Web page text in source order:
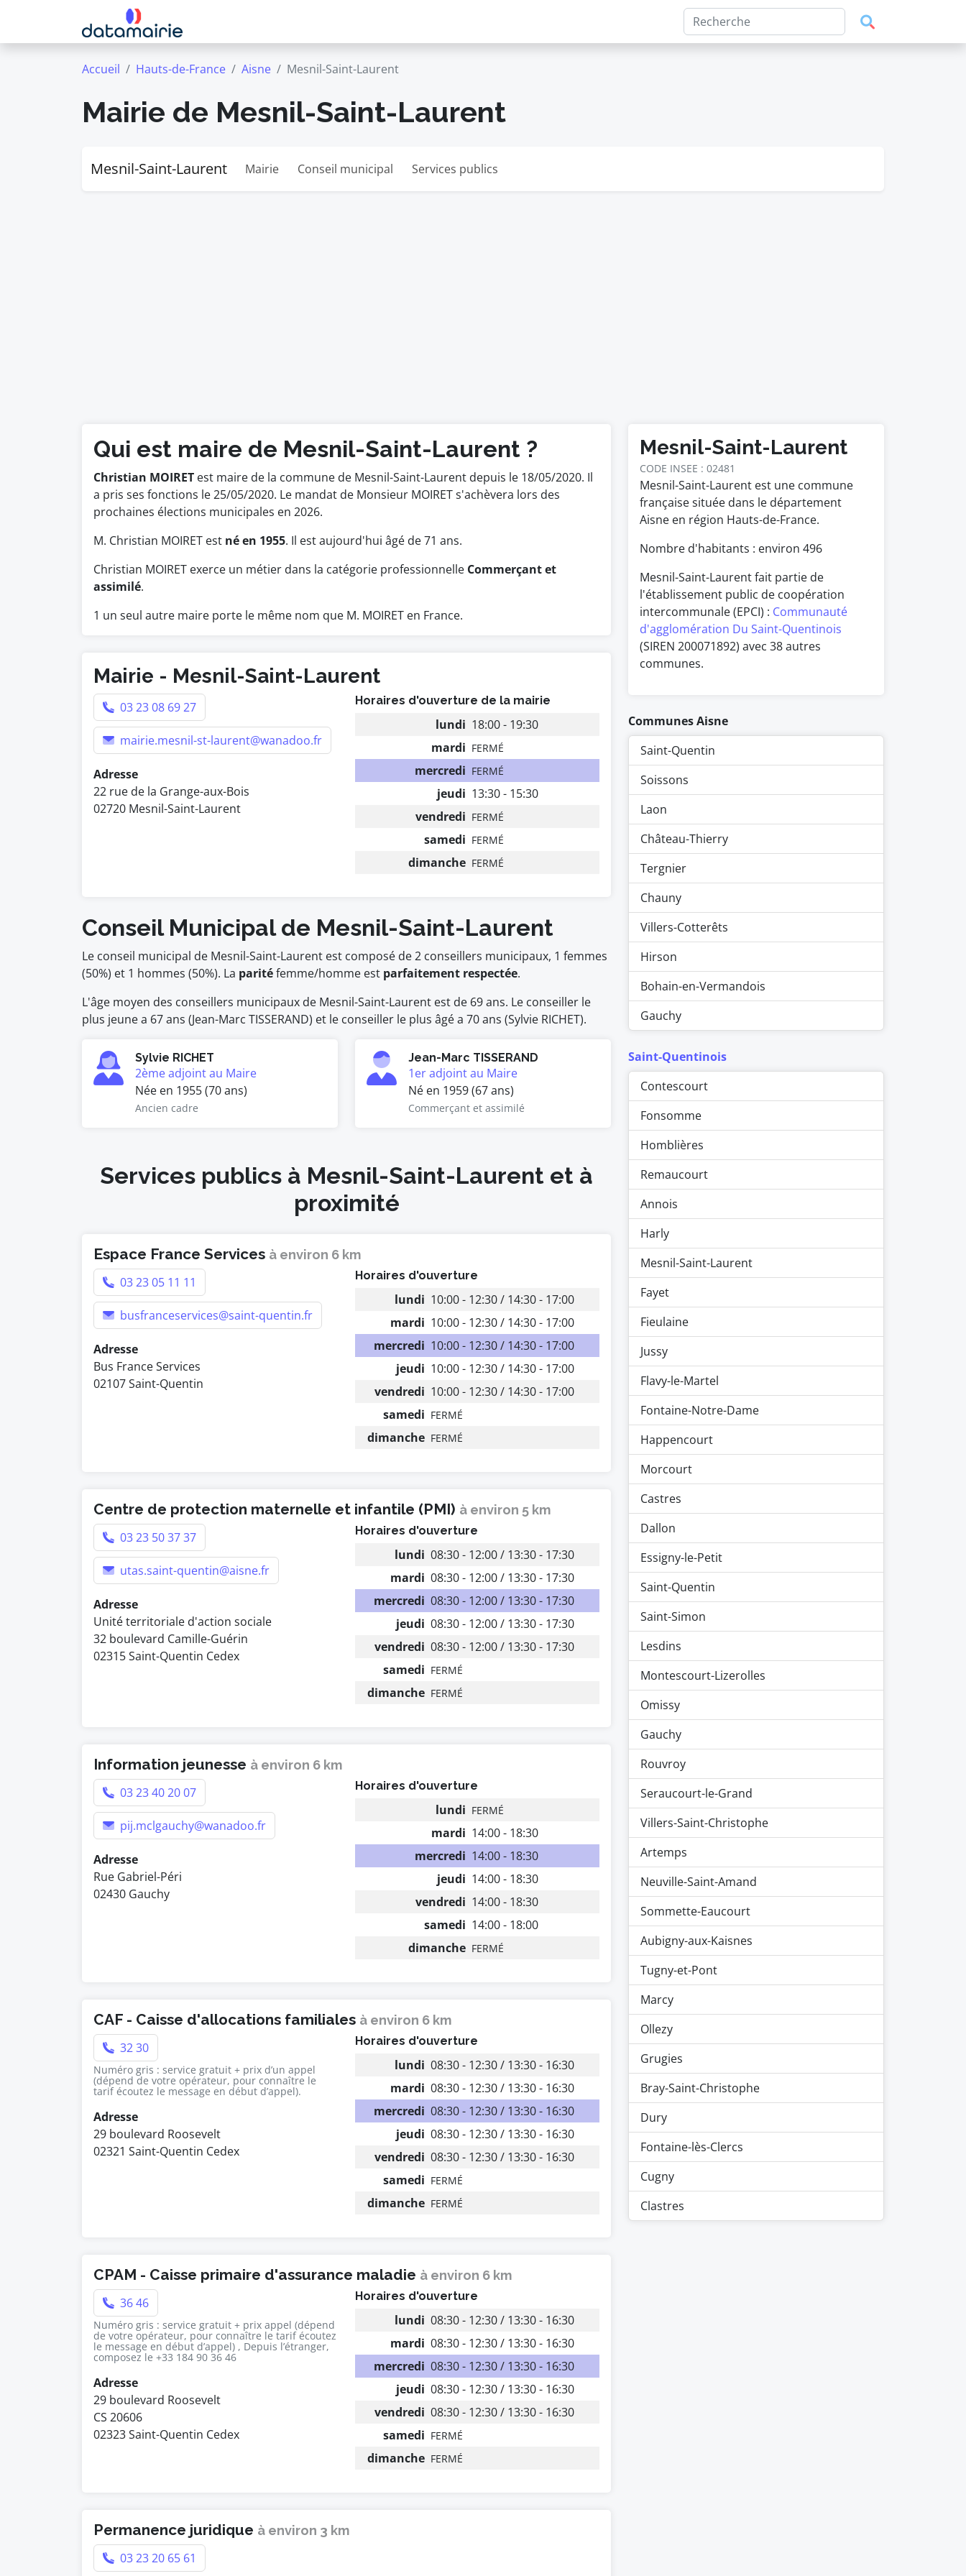
Accueil Hauts-de-France Aisne Mesnil-Saint-Laurent
Mairie de Mesnil-Saint-Laurent
Mesnil-Saint-Laurent Mairie Conseil municipal Services publics
Qui est maire de Mesnil-Saint-Laurent ?
Christian MOIRET est maire de la commune de Mesnil-Saint-Laurent depuis le 18/05/2020. Il
a pris ses fonctions le 25/05/2020. Le mandat de Monsieur MOIRET s'achèvera lors des
prochaines élections municipales en 2026.
M. Christian MOIRET est né en 1955. Il est aujourd'hui âgé de 71 ans.
Christian MOIRET exerce un métier dans la catégorie professionnelle Commerçant et
assimilé.
1 un seul autre maire porte le même nom que M. MOIRET en France.
Mairie - Mesnil-Saint-Laurent
03 23 08 69 27
mairie.mesnil-st-laurent@wanadoo.fr
Adresse
22 rue de la Grange-aux-Bois
02720 Mesnil-Saint-Laurent
Horaires d'ouverture de la mairie
lundi 18:00 - 19:30
mardi FERMÉ
mercredi FERMÉ
jeudi 13:30 - 15:30
vendredi FERMÉ
samedi FERMÉ
dimanche FERMÉ
Conseil Municipal de Mesnil-Saint-Laurent
Le conseil municipal de Mesnil-Saint-Laurent est composé de 2 conseillers municipaux, 1 femmes
(50%) et 1 hommes (50%). La paritéfemme/homme est parfaitement respectée.
L'âge moyen des conseillers municipaux de Mesnil-Saint-Laurent est de 69 ans. Le conseiller le
plus jeune a 67 ans (Jean-Marc TISSERAND) et le conseiller le plus âgé a 70 ans (Sylvie RICHET).
Sylvie RICHET
2ème adjoint au Maire
Née en 1955 (70 ans)
Ancien cadre
Jean-Marc TISSERAND
1er adjoint au Maire
Né en 1959 (67 ans)
Commerçant et assimilé
Services publics à Mesnil-Saint-Laurent et à
proximité
Espace France Services à environ 6 km
03 23 05 11 11
busfranceservices@saint-quentin.fr
Adresse
Bus France Services
02107 Saint-Quentin
Horaires d'ouverture
lundi 10:00 - 12:30 / 14:30 - 17:00
mardi 10:00 - 12:30 / 14:30 - 17:00
mercredi 10:00 - 12:30 / 14:30 - 17:00
jeudi 10:00 - 12:30 / 14:30 - 17:00
vendredi 10:00 - 12:30 / 14:30 - 17:00
samedi FERMÉ
dimanche FERMÉ
Centre de protection maternelle et infantile (PMI) à environ 5 km
03 23 50 37 37
utas.saint-quentin@aisne.fr
Adresse
Unité territoriale d'action sociale
32 boulevard Camille-Guérin
02315 Saint-Quentin Cedex
Horaires d'ouverture
lundi 08:30 - 12:00 / 13:30 - 17:30
mardi 08:30 - 12:00 / 13:30 - 17:30
mercredi 08:30 - 12:00 / 13:30 - 17:30
jeudi 08:30 - 12:00 / 13:30 - 17:30
vendredi 08:30 - 12:00 / 13:30 - 17:30
samedi FERMÉ
dimanche FERMÉ
Information jeunesse à environ 6 km
03 23 40 20 07
pij.mclgauchy@wanadoo.fr
Adresse
Rue Gabriel-Péri
02430 Gauchy
Horaires d'ouverture
lundi FERMÉ
mardi 14:00 - 18:30
mercredi 14:00 - 18:30
jeudi 14:00 - 18:30
vendredi 14:00 - 18:30
samedi 14:00 - 18:00
dimanche FERMÉ
CAF - Caisse d'allocations familiales à environ 6 km
32 30
Numéro gris : service gratuit + prix d’un appel
(dépend de votre opérateur, pour connaître le
tarif écoutez le message en début d’appel).
Adresse
29 boulevard Roosevelt
02321 Saint-Quentin Cedex
Horaires d'ouverture
lundi 08:30 - 12:30 / 13:30 - 16:30
mardi 08:30 - 12:30 / 13:30 - 16:30
mercredi 08:30 - 12:30 / 13:30 - 16:30
jeudi 08:30 - 12:30 / 13:30 - 16:30
vendredi 08:30 - 12:30 / 13:30 - 16:30
samedi FERMÉ
dimanche FERMÉ
CPAM - Caisse primaire d'assurance maladie à environ 6 km
36 46
Numéro gris : service gratuit + prix appel (dépend
de votre opérateur, pour connaître le tarif écoutez
le message en début d’appel) , Depuis l’étranger,
composez le +33 184 90 36 46
Adresse
29 boulevard Roosevelt
CS 20606
02323 Saint-Quentin Cedex
Horaires d'ouverture
lundi 08:30 - 12:30 / 13:30 - 16:30
mardi 08:30 - 12:30 / 13:30 - 16:30
mercredi 08:30 - 12:30 / 13:30 - 16:30
jeudi 08:30 - 12:30 / 13:30 - 16:30
vendredi 08:30 - 12:30 / 13:30 - 16:30
samedi FERMÉ
dimanche FERMÉ
Permanence juridique à environ 3 km
03 23 20 65 61
Mesnil-Saint-Laurent
CODE INSEE : 02481
Mesnil-Saint-Laurent est une commune
française située dans le département
Aisne en région Hauts-de-France.
Nombre d'habitants : environ 496
Mesnil-Saint-Laurent fait partie de
l'établissement public de coopération
intercommunale (EPCI) : Communauté
d'agglomération Du Saint-Quentinois
(SIREN 200071892) avec 38 autres
communes.
Communes Aisne
Saint-Quentin
Soissons
Laon
Château-Thierry
Tergnier
Chauny
Villers-Cotterêts
Hirson
Bohain-en-Vermandois
Gauchy
Saint-Quentinois
Contescourt
Fonsomme
Homblières
Remaucourt
Annois
Harly
Mesnil-Saint-Laurent
Fayet
Fieulaine
Jussy
Flavy-le-Martel
Fontaine-Notre-Dame
Happencourt
Morcourt
Castres
Dallon
Essigny-le-Petit
Saint-Quentin
Saint-Simon
Lesdins
Montescourt-Lizerolles
Omissy
Gauchy
Rouvroy
Seraucourt-le-Grand
Villers-Saint-Christophe
Artemps
Neuville-Saint-Amand
Sommette-Eaucourt
Aubigny-aux-Kaisnes
Tugny-et-Pont
Marcy
Ollezy
Grugies
Bray-Saint-Christophe
Dury
Fontaine-lès-Clercs
Cugny
Clastres